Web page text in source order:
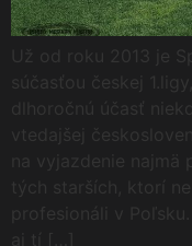
Už od roku 2013 je
súčasťou českej
dlhoročnú účasť
vtedajšej
na vyjazdenie
tých starších, ktorí
profesionáli v